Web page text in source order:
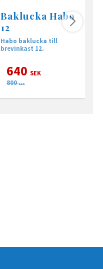
Baklucka Habo
12
Habo baklucka till
brevinkast 12.
640 SEK
800 SEK